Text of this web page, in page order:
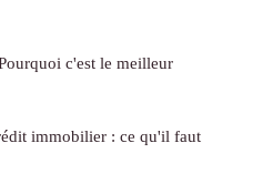
c'est le meilleur
immobilier : ce qu'il faut